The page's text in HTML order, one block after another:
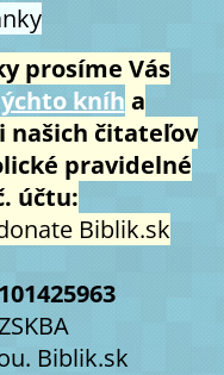
prosíme Vás
kníh a
našich čitateľov
pravidelné
účtu:
Biblik.sk
Biblik.sk